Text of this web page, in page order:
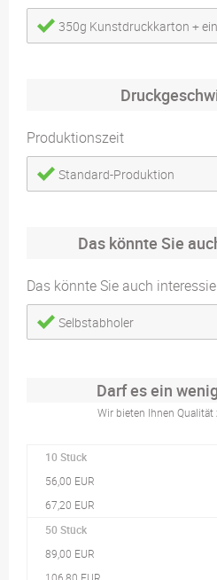
350g Kunstdruckkarton +
Produktionszeit
Standard-Produktion
Das könnte Sie
Das könnte Sie auch
Selbstabholer
Darf es ein
Wir bieten Ihnen Qualität
10 Stück
56,00 EUR
67,20 EUR
50 Stück
89,00 EUR
106,80 EUR